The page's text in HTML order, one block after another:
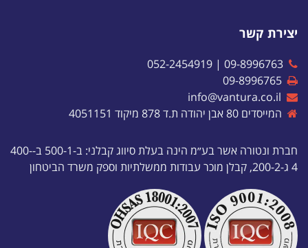
יצירת קשר
|
052-2454919
09-8996765
המייסדים 80 אבן יהודה ת.ד 878 מיקוד 4051151
חברת ונטורה אשר בע״מ הינה בעלת סיווג קבלני: ב-500-1 ב-400-
4 ג-200-2, קבלן מוכר עבודות ממשלתיות וספק משרד הביטחון